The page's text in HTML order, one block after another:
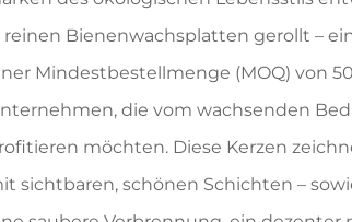
reinen Bienenwachsplatten gerollt –
Mindestbestellmenge (MOQ) von
die vom wachsenden
möchten. Diese Kerzen
sichtbaren, schönen Schichten –